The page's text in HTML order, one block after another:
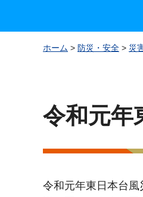
ホーム > 防災・安全 > 災
令和元
令和元年東日本台